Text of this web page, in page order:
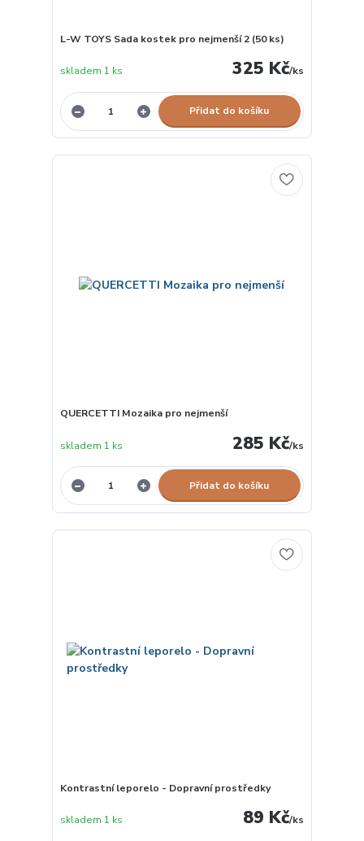
L-W TOYS Sada kostek pro nejmenší 2 (50 ks)
325 Kč/ks
skladem 1 ks
Přidat do košíku
QUERCETTI Mozaika pro nejmenší
285 Kč/ks
skladem 1 ks
Přidat do košíku
Kontrastní leporelo - Dopravní prostředky
89 Kč/ks
skladem 1 ks